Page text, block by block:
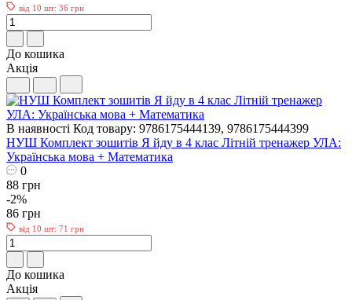
від 10 шт: 36 грн
До кошика
Акція
В наявності Код товару: 9786175444139, 9786175444399
НУШ Комплект зошитів Я йду в 4 клас Літній тренажер УЛА:
Українська мова + Математика
0
88 грн
-2%
86 грн
від 10 шт: 71 грн
До кошика
Акція